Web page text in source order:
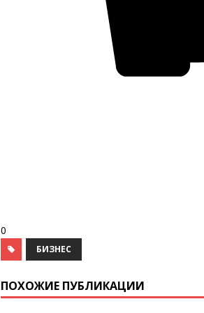
0
БИЗНЕС
ПОХОЖИЕ ПУБЛИКАЦИИ